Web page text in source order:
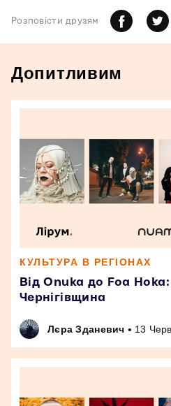
Розповiсти друзям
Допитливим
КУЛЬТУРА В РЕГІОНАХ
Від Onuka до Foa
Чернігівщина
Лєра Зданевич • 13